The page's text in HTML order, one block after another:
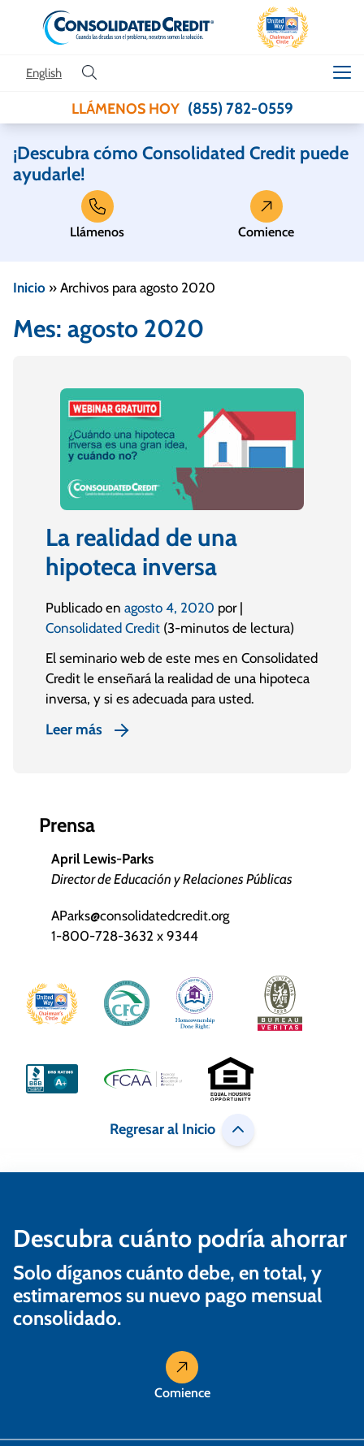
Skip to content
English
LLÁMENOS HOY (855) 782-0559
¡Descubra cómo Consolidated Credit puede
ayudarle!
Llámenos Comience
Inicio » Archivos para agosto 2020
Mes: agosto 2020
La realidad de una
hipoteca inversa
Publicado en agosto 4, 2020 por |
Consolidated Credit (3-minutos de lectura)
El seminario web de este mes en Consolidated
Credit le enseñará la realidad de una hipoteca
inversa, y si es adecuada para usted.
Leer más
Prensa
April Lewis-Parks
Director de Educación y Relaciones Públicas
AParks@consolidatedcredit.org
1-800-728-3632 x 9344
Regresar al Inicio
Descubra cuánto podría ahorrar
Solo díganos cuánto debe, en total, y
estimaremos su nuevo pago mensual
consolidado.
Comience